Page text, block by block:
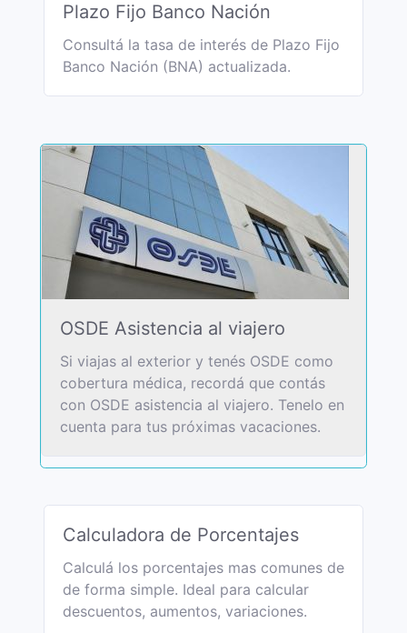
Plazo Fijo Banco Nación
Consultá la tasa de interés de Plazo Fijo
Banco Nación (BNA) actualizada.
OSDE Asistencia al viajero
Si viajas al exterior y tenés OSDE como
cobertura médica, recordá que contás
con OSDE asistencia al viajero. Tenelo en
cuenta para tus próximas vacaciones.
Calculadora de Porcentajes
Calculá los porcentajes mas comunes de
de forma simple. Ideal para calcular
descuentos, aumentos, variaciones.